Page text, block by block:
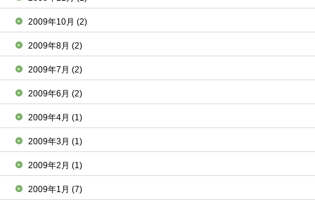
2009年10月(2)
2009年8月(2)
2009年7月(2)
2009年6月(2)
2009年4月(1)
2009年3月(1)
2009年2月(1)
2009年1月(7)